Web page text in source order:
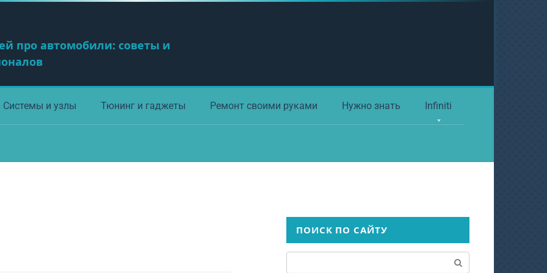
про автомобили: советы и
Системы и узлы Тюнинг и гаджеты Ремонт своими руками Нужно знать Infiniti
ПОИСК ПО САЙТУ